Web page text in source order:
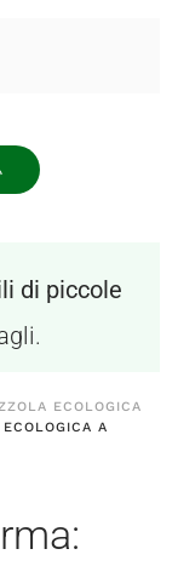
di piccole
ECOLOGICA
A